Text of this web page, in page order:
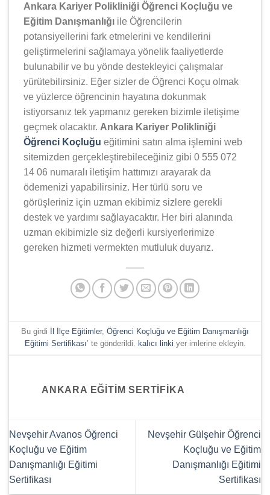
Ankara Kariyer Polikliniği Öğrenci Koçluğu ve
Eğitim Danışmanlığı ile Öğrencilerin
potansiyellerini fark etmelerini ve kendilerini
geliştirmelerini sağlamaya yönelik faaliyetlerde
bulunabilir ve bu yönde destekleyici çalışmalar
yürütebilirsiniz. Eğer sizler de Öğrenci Koçu olmak
ve yüzlerce öğrencinin hayatına dokunmak
istiyorsanız tek yapmanız gereken bizimle iletişime
geçmek olacaktır. Ankara Kariyer Polikliniği
Öğrenci Koçluğu eğitimini satın alma işlemini web
sitemizden gerçekleştirebileceğiniz gibi 0 555 072
14 06 numaralı iletişim hattımızı arayarak da
ödemenizi yapabilirsiniz. Her türlü soru ve
görüşleriniz için uzman ekibimiz sizlere gerekli
destek ve yardımı sağlayacaktır. Her biri alanında
uzman ekibimizle siz değerli kursiyerlerimize
gereken hizmeti vermekten mutluluk duyarız.
Bu girdi İl İlçe Eğitimler, Öğrenci Koçluğu ve Eğitim Danışmanlığı
Eğitimi Sertifikası’ te gönderildi. kalıcı linki yer imlerine ekleyin.
ANKARA EĞITIM SERTIFIKA
Nevşehir Avanos Öğrenci
Koçluğu ve Eğitim
Danışmanlığı Eğitimi
Sertifikası
Nevşehir Gülşehir Öğrenci
Koçluğu ve Eğitim
Danışmanlığı Eğitimi
Sertifikası